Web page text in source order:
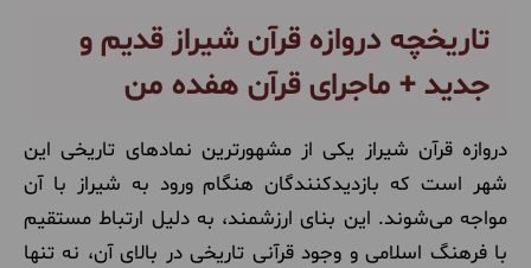
تورهای ارزان قیمت(3)
جاهای دیدنی
تورهای طبیعت گردی خارجی
راهنمای سفر
تاریخچه دروازه قرآن شیراز قدیم و
جدید + ماجرای قرآن هفده من
دروازه قرآن شیراز یکی از مشهورترین نمادهای تاریخی این
شهر است که بازدیدکنندگان هنگام ورود به شیراز با آن
مواجه می‌شوند. این بنای ارزشمند، به دلیل ارتباط مستقیم
با فرهنگ اسلامی و وجود قرآنی تاریخی در بالای آن، نه تنها